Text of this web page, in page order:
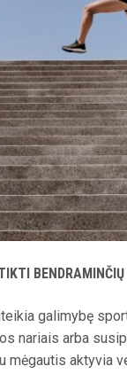
BENDRAMINČIŲ
galimybę
nariais arba
mėgautis aktyvia